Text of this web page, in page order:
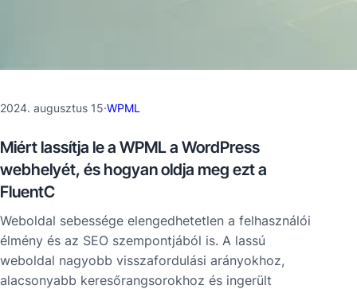
2024. augusztus 15·WPML
Miért lassítja le a WPML a WordPress
webhelyét, és hogyan oldja meg ezt a
FluentC
Weboldal sebessége elengedhetetlen a felhasználói
élmény és az SEO szempontjából is. A lassú
weboldal nagyobb visszafordulási arányokhoz,
alacsonyabb keresőrangsorokhoz és ingerült